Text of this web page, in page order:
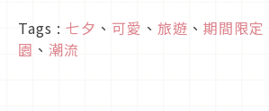
Tags : 七夕 、 可愛 、 旅遊 、 期間限定
園 、 潮流